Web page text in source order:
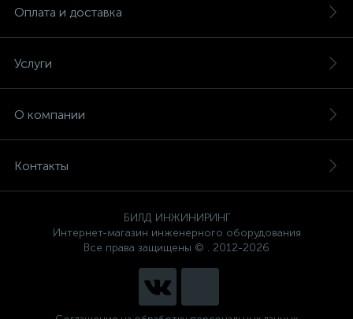
Оплата и доставка
Услуги
О компании
Контакты
БИЛД ИНЖИНИРИНГ
Интернет-магазин инженерного оборудования
Все права защищены © . 2012-2026